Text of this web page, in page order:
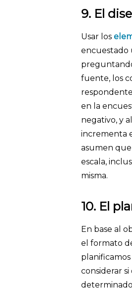
9. El
Usar los
encuestado
fuente, los
en la
negativo, y
incrementa
asumen
escala,
misma.
10. El
En base al
el formato
considerar